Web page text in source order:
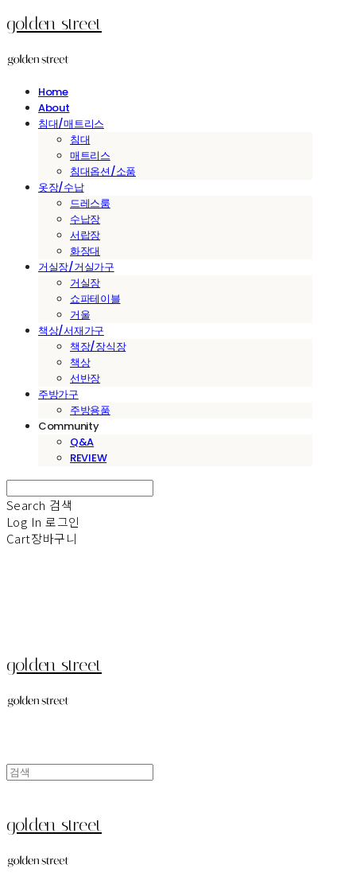
golden street
Home
About
침대/매트리스
침대
매트리스
침대옵션/소품
옷장/수납
드레스룸
수납장
서랍장
화장대
거실장/거실가구
거실장
쇼파테이블
거울
책상/서재가구
책장/장식장
책상
선반장
주방가구
주방용품
Community
Q&A
REVIEW
Search 검색
Log In 로그인
Cart장바구니
golden street
golden street